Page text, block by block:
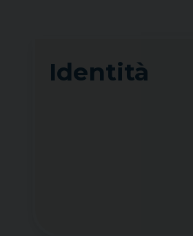
Identità